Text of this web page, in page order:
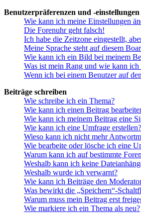
Benutzerpräferenzen und -einstellungen
Wie kann ich meine Einstellungen
Die Forenuhr geht falsch!
Ich habe die Zeitzone eingestellt,
Meine Sprache steht auf diesem
Wie kann ich ein Bild bei meinem
Was ist mein Rang und wie kann ich
Wenn ich bei einem Benutzer auf
Beiträge schreiben
Wie schreibe ich ein Thema?
Wie kann ich einen Beitrag
Wie kann ich meinem Beitrag eine
Wie kann ich eine Umfrage erstellen?
Wieso kann ich nicht mehr
Wie bearbeite oder lösche ich eine
Warum kann ich auf bestimmte
Weshalb kann ich keine
Weshalb wurde ich verwarnt?
Wie kann ich Beiträge den
Was bewirkt die „Speichern“-
Warum muss mein Beitrag erst
Wie markiere ich ein Thema als neu?